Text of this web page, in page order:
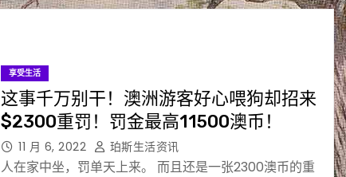
享受生活
这事千万别干！澳洲游客好心喂狗却招来
$2300重罚！罚金最高11500澳币！
11 月 6, 2022 珀斯生活资讯
人在家中坐，罚单天上来。 而且还是一张2300澳币的重